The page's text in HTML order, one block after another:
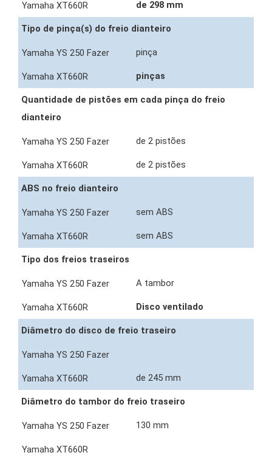
de 298 mm
Tipo de pinça(s) do freio dianteiro
pinça
pinças
Quantidade de pistões em cada pinça do freio
dianteiro
de 2 pistões
de 2 pistões
ABS no freio dianteiro
sem ABS
sem ABS
Tipo dos freios traseiros
A tambor
Disco ventilado
Diâmetro do disco de freio traseiro
de 245 mm
Diâmetro do tambor do freio traseiro
130 mm